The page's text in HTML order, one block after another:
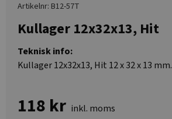
Artikelnr: B12-57T
Kullager 12x32x13, Hit
Teknisk info:
Kullager 12x32x13, Hit 12 x 32 x 13 mm.
118 kr inkl. moms